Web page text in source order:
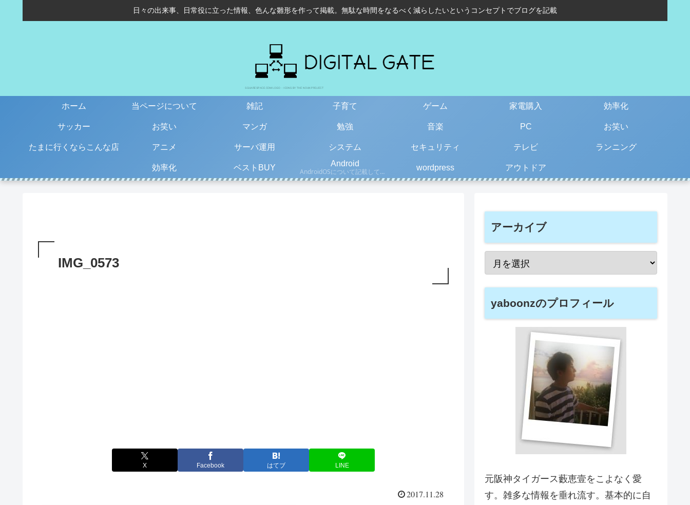
日々の出来事、日常役に立った情報、色んな雛形を作って掲載。無駄な時間をなるべく減らしたいというコンセプトでブログを記載
ホーム 当ページについて 雑記 子育て ゲーム 家電購入 効率化
サッカー お笑い マンガ 勉強 音楽 PC お笑い
たまに行くならこんな店 アニメ サーバ運用 システム セキュリティ テレビ ランニング
効率化 ベストBUY
Android
AndroidOSについて記載しています。古い情報もあるので、更新日を確認して下さい。
wordpress アウトドア
IMG_0573
X Facebook はてブ LINE
2017.11.28
アーカイブ
yaboonzのプロフィール
元阪神タイガース藪恵壹をこよなく愛
す。雑多な情報を垂れ流す。基本的に自